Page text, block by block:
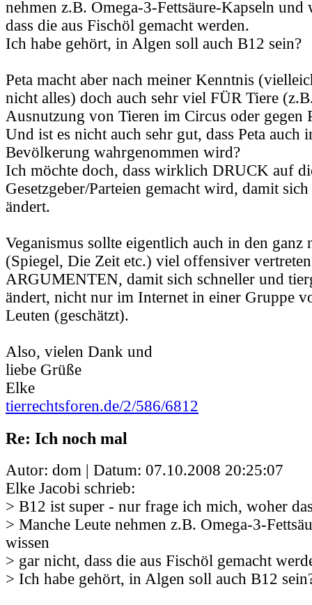
nehmen z.B. Omega-3-Fettsäure-Kapseln und
dass die aus Fischöl gemacht werden.
Ich habe gehört, in Algen soll auch B12 sein?
Peta macht aber nach meiner Kenntnis
nicht alles) doch auch sehr viel FÜR Tiere
Ausnutzung von Tieren im Circus oder gegen
Und ist es nicht auch sehr gut, dass Peta auch
Bevölkerung wahrgenommen wird?
Ich möchte doch, dass wirklich DRUCK auf
Gesetzgeber/Parteien gemacht wird, damit
ändert.
Veganismus sollte eigentlich auch in den ganz
(Spiegel, Die Zeit etc.) viel offensiver
ARGUMENTEN, damit sich schneller und
ändert, nicht nur im Internet in einer Gruppe
Leuten (geschätzt).
Also, vielen Dank und
liebe Grüße
Elke
tierrechtsforen.de/2/586/6812
Re: Ich noch mal
Autor: dom | Datum: 07.10.2008 20:25:07
Elke Jacobi schrieb:
> B12 ist super - nur frage ich mich, woher
> Manche Leute nehmen z.B. Omega-3-
wissen
> gar nicht, dass die aus Fischöl gemacht
> Ich habe gehört, in Algen soll auch B12